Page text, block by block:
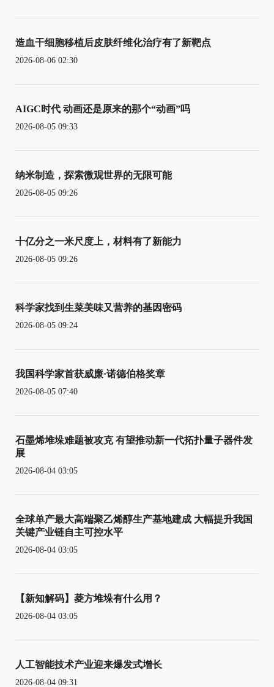
造血干细胞移植后皮肤纤维化治疗有了新靶点
2026-08-06 02:30
AIGC时代 动画还是原来的那个“动画”吗
2026-08-05 09:33
纳米制造，探索微观世界的无限可能
2026-08-05 09:26
十亿分之一米尺度上，材料有了新能力
2026-08-05 09:26
科学家找到生菜美味又营养的基因密码
2026-08-05 09:24
我国科学家首获威廉·诺德伯格奖章
2026-08-05 07:40
石墨烯堆垛难题被攻克 有望推动新一代拓扑量子器件发
展
2026-08-04 03:05
全球单产最大高端聚乙烯醇生产基地建成 大幅提升我国
关键产业链自主可控水平
2026-08-04 03:05
【新知解码】菱方堆垛有什么用？
2026-08-04 03:05
人工智能技术产业迎来爆发式增长
2026-08-04 09:31